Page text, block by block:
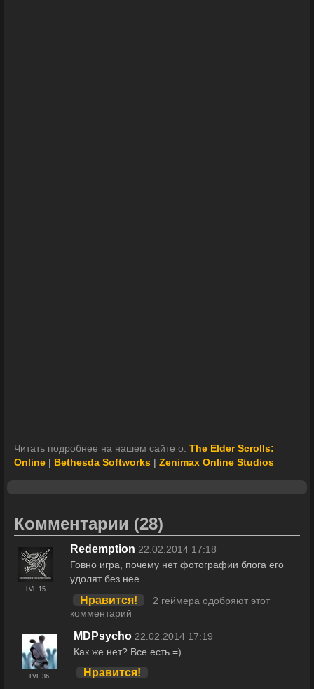
Читать подробнее на нашем сайте о: The Elder Scrolls:
Online
Bethesda Softworks Zenimax Online Studios
Комментарии (28)
LVL 15
Redemption 22.02.2014 17:18
Говно игра, почему нет фотографии блога его
удолят без нее
Нравится!
2 геймера одобряют этот
комментарий
LVL 36
MDPsycho 22.02.2014 17:19
Как же нет? Все есть =)
Нравится!